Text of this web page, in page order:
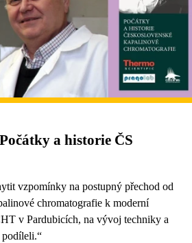
a historie ČS
vzpomínky na postupný přechod od
chromatografie k moderní
v Pardubicích, na vývoj techniky a
podíleli.“